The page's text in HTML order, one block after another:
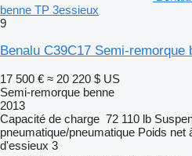
benne TP 3essieux
9
Benalu C39C17 Semi-remorque
17 500 € ≈ 20 220 $ US
Semi-remorque benne
2013
Capacité de charge 72 110 lb
pneumatique/pneumatique Poids net
d'essieux 3